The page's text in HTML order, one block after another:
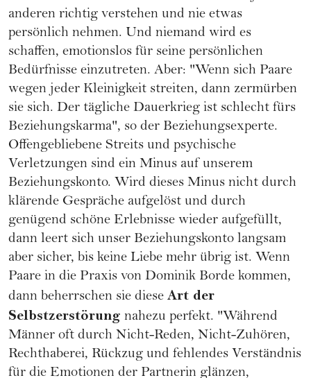
anderen richtig verstehen und nie etwas
persönlich nehmen. Und niemand wird es
schaffen, emotionslos für seine persönlichen
Bedürfnisse einzutreten. Aber: "Wenn sich Paare
wegen jeder Kleinigkeit streiten, dann zermürben
sie sich. Der tägliche Dauerkrieg ist schlecht fürs
Beziehungskarma", so der Beziehungsexperte.
Offengebliebene Streits und psychische
Verletzungen sind ein Minus auf unserem
Beziehungskonto. Wird dieses Minus nicht durch
klärende Gespräche aufgelöst und durch
genügend schöne Erlebnisse wieder aufgefüllt,
dann leert sich unser Beziehungskonto langsam
aber sicher, bis keine Liebe mehr übrig ist. Wenn
Paare in die Praxis von Dominik Borde kommen,
dann beherrschen sie diese Art der
Selbstzerstörung nahezu perfekt. "Während
Männer oft durch Nicht-Reden, Nicht-Zuhören,
Rechthaberei, Rückzug und fehlendes Verständnis
für die Emotionen der Partnerin glänzen,